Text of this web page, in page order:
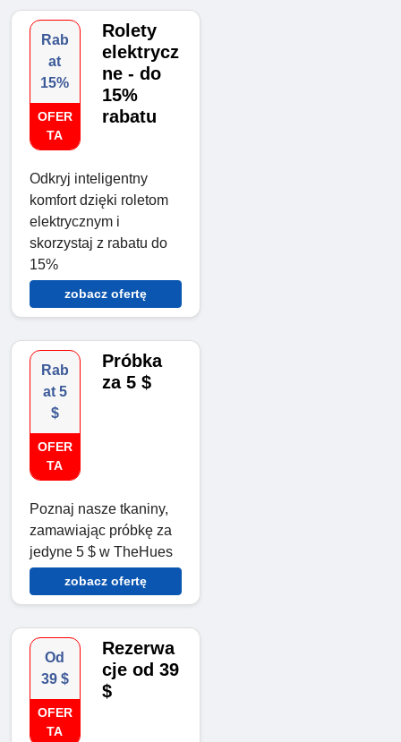
Rab
at
15%
OFER
TA
Rolety
elektrycz
ne - do
15%
rabatu
Odkryj inteligentny
komfort dzięki roletom
elektrycznym i
skorzystaj z rabatu do
15%
zobacz ofertę
Rab
at 5
$
OFER
TA
Próbka
za 5 $
Poznaj nasze tkaniny,
zamawiając próbkę za
jedyne 5 $ w TheHues
zobacz ofertę
Od
39 $
OFER
TA
Rezerwa
cje od 39
$